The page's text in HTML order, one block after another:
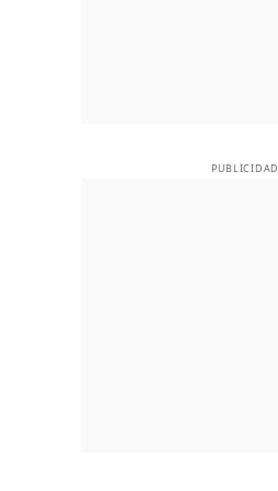
PUBLICIDAD